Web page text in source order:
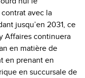
avec la
jusqu’en 2031, ce
Affaires continuera
en matière de
en prenant en
en succursale de